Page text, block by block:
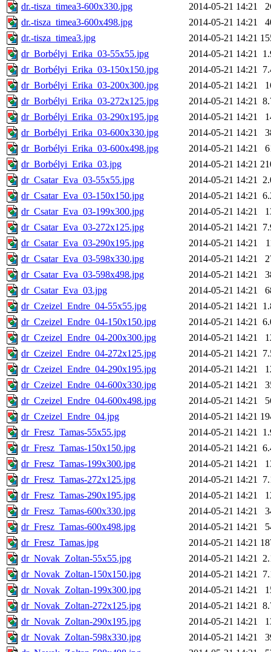
dr.-tisza_timea3-600x330.jpg
2014-05-21 14:21
dr.-tisza_timea3-600x498.jpg
2014-05-21 14:21
dr.-tisza_timea3.jpg
2014-05-21 14:21
dr_Borbélyi_Erika_03-55x55.jpg
2014-05-21 14:21
dr_Borbélyi_Erika_03-150x150.jpg
2014-05-21 14:21
dr_Borbélyi_Erika_03-200x300.jpg
2014-05-21 14:21
dr_Borbélyi_Erika_03-272x125.jpg
2014-05-21 14:21
dr_Borbélyi_Erika_03-290x195.jpg
2014-05-21 14:21
dr_Borbélyi_Erika_03-600x330.jpg
2014-05-21 14:21
dr_Borbélyi_Erika_03-600x498.jpg
2014-05-21 14:21
dr_Borbélyi_Erika_03.jpg
2014-05-21 14:21
dr_Csatar_Eva_03-55x55.jpg
2014-05-21 14:21
dr_Csatar_Eva_03-150x150.jpg
2014-05-21 14:21
dr_Csatar_Eva_03-199x300.jpg
2014-05-21 14:21
dr_Csatar_Eva_03-272x125.jpg
2014-05-21 14:21
dr_Csatar_Eva_03-290x195.jpg
2014-05-21 14:21
dr_Csatar_Eva_03-598x330.jpg
2014-05-21 14:21
dr_Csatar_Eva_03-598x498.jpg
2014-05-21 14:21
dr_Csatar_Eva_03.jpg
2014-05-21 14:21
dr_Czeizel_Endre_04-55x55.jpg
2014-05-21 14:21
dr_Czeizel_Endre_04-150x150.jpg
2014-05-21 14:21
dr_Czeizel_Endre_04-200x300.jpg
2014-05-21 14:21
dr_Czeizel_Endre_04-272x125.jpg
2014-05-21 14:21
dr_Czeizel_Endre_04-290x195.jpg
2014-05-21 14:21
dr_Czeizel_Endre_04-600x330.jpg
2014-05-21 14:21
dr_Czeizel_Endre_04-600x498.jpg
2014-05-21 14:21
dr_Czeizel_Endre_04.jpg
2014-05-21 14:21
dr_Fresz_Tamas-55x55.jpg
2014-05-21 14:21
dr_Fresz_Tamas-150x150.jpg
2014-05-21 14:21
dr_Fresz_Tamas-199x300.jpg
2014-05-21 14:21
dr_Fresz_Tamas-272x125.jpg
2014-05-21 14:21
dr_Fresz_Tamas-290x195.jpg
2014-05-21 14:21
dr_Fresz_Tamas-600x330.jpg
2014-05-21 14:21
dr_Fresz_Tamas-600x498.jpg
2014-05-21 14:21
dr_Fresz_Tamas.jpg
2014-05-21 14:21
dr_Novak_Zoltan-55x55.jpg
2014-05-21 14:21
dr_Novak_Zoltan-150x150.jpg
2014-05-21 14:21
dr_Novak_Zoltan-199x300.jpg
2014-05-21 14:21
dr_Novak_Zoltan-272x125.jpg
2014-05-21 14:21
dr_Novak_Zoltan-290x195.jpg
2014-05-21 14:21
dr_Novak_Zoltan-598x330.jpg
2014-05-21 14:21